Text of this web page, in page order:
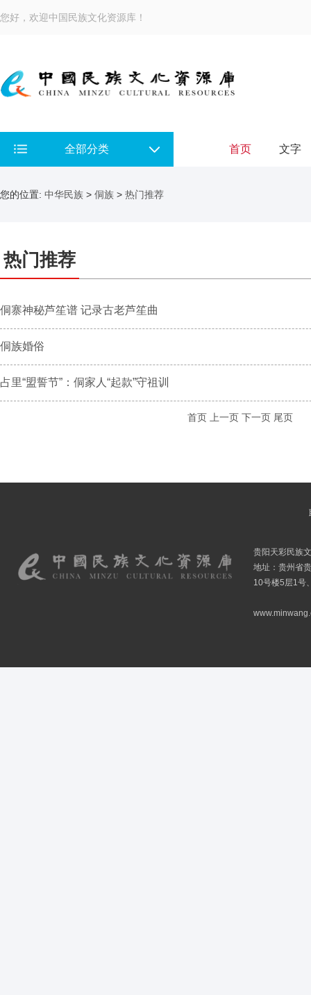
您好，欢迎中国民族文化资源库！
全部分类 首页 文字
您的位置: 中华民族 > 侗族 > 热门推荐
热门推荐
侗寨神秘芦笙谱 记录古老芦笙曲
侗族婚俗
占里“盟誓节”：侗家人“起款”守祖训
首页 上一页 下一页 尾页
贵阳天彩民族
地址：贵州省
10号楼5层1号